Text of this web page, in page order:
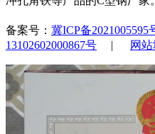
备案号： 冀ICP备2021005595
13102602000867号 | 网